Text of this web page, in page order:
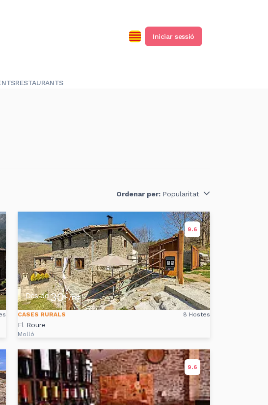
Iniciar sessió
RESTAURANTS
Ordenar per: Popularitat
9.6
Des de30€/nit
CASES RURALS 8 Hostes
El Roure
Molló
9.6